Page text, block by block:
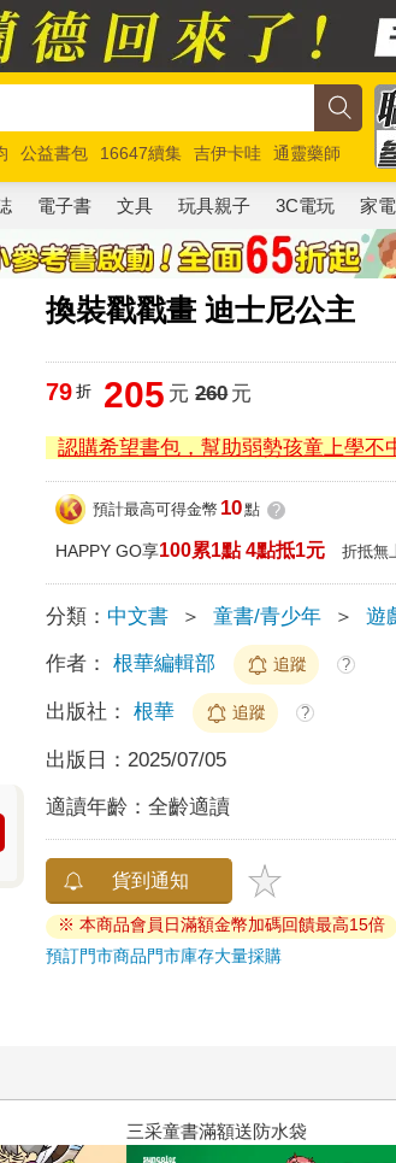
公益書包 16647續集 吉伊卡哇
通靈藥師
玩具總動員5 超慢跑
電子書 文具 玩具親子 3C電玩 家電
換裝戳戳畫 迪士尼公主
79 折 205 元 260元
認購希望書包，幫助弱勢孩童上學不
預計最高可得金幣 10點 ?
HAPPY GO享100累1點 4點抵1元 折抵無
分類： 中文書 ＞ 童書/青少年 ＞ 遊
作者： 根華編輯部 追蹤 ?
出版社： 根華 追蹤 ?
出版日： 2025/07/05
適讀年齡：全齡適讀
貨到通知
※ 本商品會員日滿額金幣加碼回饋最高15倍
預訂門市商品門市庫存大量採購
三采童書滿額送防水袋